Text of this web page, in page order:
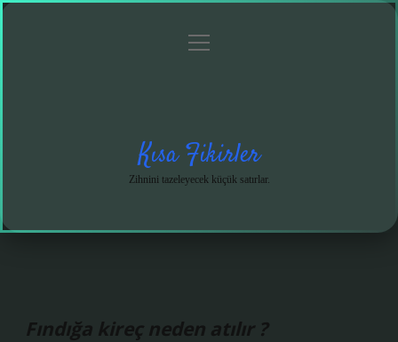
menüyü
Kısa Fikirler
Zihnini tazeleyecek küçük satırlar.
Fındığa kireç neden atılır ?